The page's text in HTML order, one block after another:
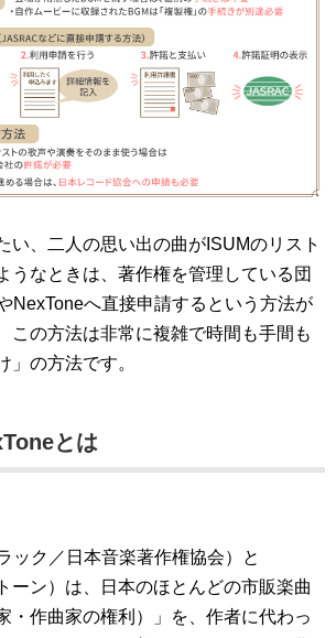
い、二人の思い出の曲がISUMのリスト
なときは、著作権を管理している団
NexToneへ直接申請するという方法が
この方法は非常に複雑で時間も手間も
」の方法です。
とは
ック／日本音楽著作権協会）と
ーン）は、日本のほとんどの市販楽曲
・作曲家の権利）」を、作者に代わっ